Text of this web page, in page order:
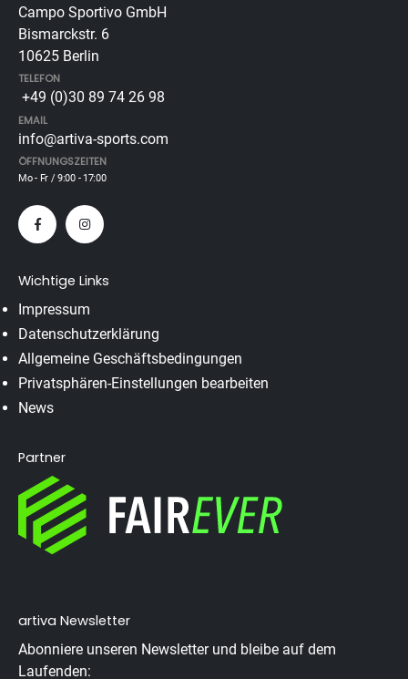
Campo Sportivo GmbH
Bismarckstr. 6
10625 Berlin
TELEFON
+49 (0)30 89 74 26 98
EMAIL
info@artiva-sports.com
ÖFFNUNGSZEITEN
Mo - Fr / 9:00 - 17:00
Wichtige Links
Impressum
Datenschutzerklärung
Allgemeine Geschäftsbedingungen
Privatsphären-Einstellungen bearbeiten
News
Partner
artiva Newsletter
Abonniere unseren Newsletter und bleibe auf dem
Laufenden: